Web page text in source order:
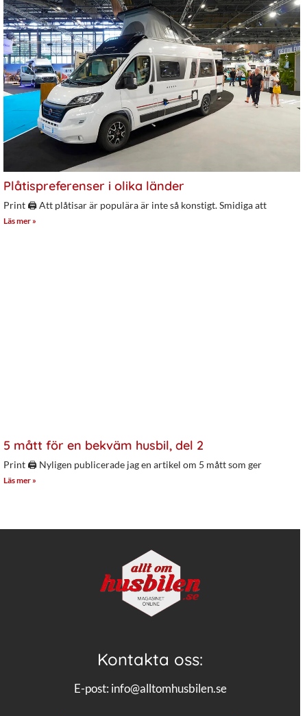
Plåtispreferenser i olika länder
Print 🖨 Att plåtisar är populära är inte så konstigt. Smidiga att
Läs mer »
5 mått för en bekväm husbil, del 2
Print 🖨 Nyligen publicerade jag en artikel om 5 mått som ger
Läs mer »
Kontakta oss:
E-post: info@alltomhusbilen.se